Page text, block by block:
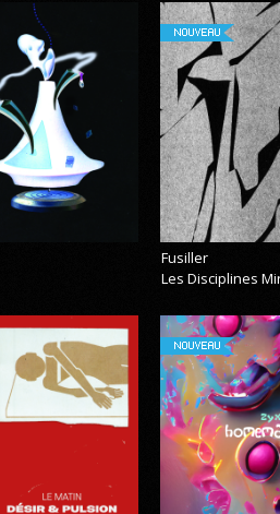
NOUVEAU
Fusiller
Les Disciplines
NOUVEAU